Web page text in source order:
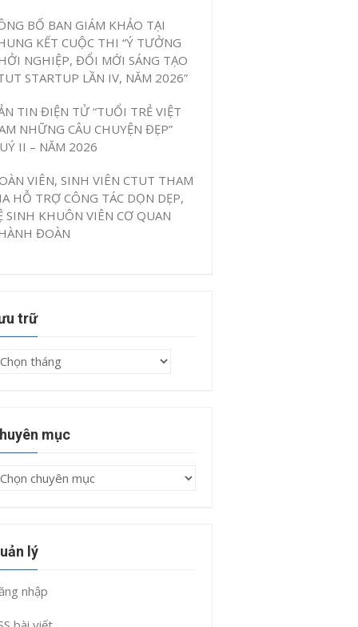
BỐ BAN GIÁM KHẢO TẠI
KẾT CUỘC THI “Ý TƯỞNG
NGHIỆP, ĐỔI MỚI SÁNG TẠO
STARTUP LẦN IV, NĂM 2026”
TIN ĐIỆN TỬ “TUỔI TRẺ VIỆT
NHỮNG CÂU CHUYỆN ĐẸP”
II – NĂM 2026
VIÊN, SINH VIÊN CTUT THAM
HỖ TRỢ CÔNG TÁC DỌN DẸP,
SINH KHUÔN VIÊN CƠ QUAN
ĐOÀN
trữ
mục
lý
nhập